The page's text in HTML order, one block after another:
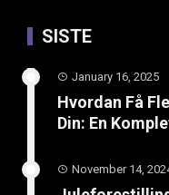
SISTE
January 16, 2025
Hvordan Få
Din: En
November 14,